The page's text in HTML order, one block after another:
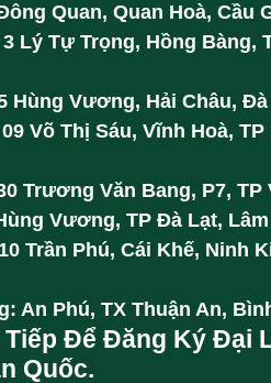
Quan, Quan Hoà, Cầu
Lý Tự Trọng, Hồng Bàng,
Hùng Vương, Hải Châu, Đà
Võ Thị Sáu, Vĩnh Hoà, TP
Trương Văn Bang, P7, TP
Vương, TP Đà Lạt,
Trần Phú, Cái Khế, Ninh
An Phú, TX Thuận An,
Để Đăng Ký Đại
Quốc.